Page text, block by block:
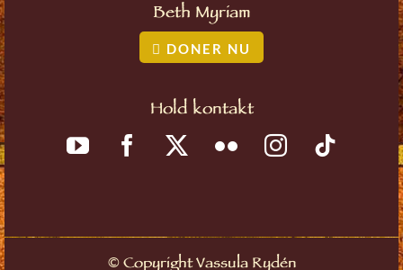
Beth Myriam
DONER NU
Hold kontakt
©Copyright Vassula Rydén